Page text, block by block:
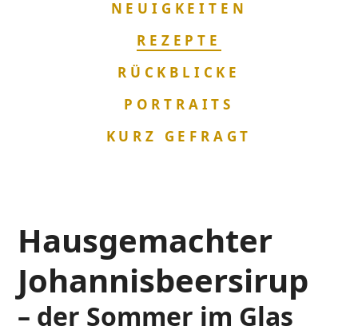
NAVIGATION
ÜBERSPRINGEN
NEUIGKEITEN
REZEPTE
RÜCKBLICKE
PORTRAITS
KURZ GEFRAGT
Hausgemachter
Johannisbeersirup
– der Sommer im Glas